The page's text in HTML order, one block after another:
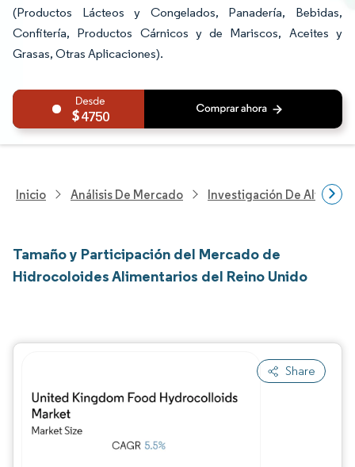
(Productos Lácteos y Congelados, Panadería, Bebidas,
Confitería, Productos Cárnicos y de Mariscos, Aceites y
Grasas, Otras Aplicaciones).
4750
Inicio Análisis De Mercado Investigación De
Tamaño y Participación del Mercado de
Hidrocoloides Alimentarios del Reino Unido
Share